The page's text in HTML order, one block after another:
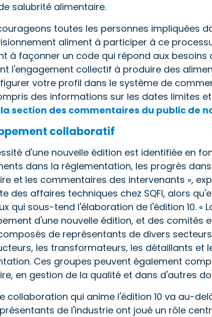
salubrité alimentaire.
toutes les personnes impliquées
aliment à participer à ce
à façonner un code qui répond aux besoins
l'engagement collectif à produire des
votre profil dans le système de
des informations sur les dates limites
la section des commentaires du public de
collaboratif
d'une nouvelle édition est identifiée en
dans la réglementation, les progrès
et les commentaires des intervenants »,
des affaires techniques chez SQFI, alors
qui sous-tend l'élaboration de l'édition 10. «
d'une nouvelle édition, et des comités
de représentants de divers
les transformateurs, les détaillants et
Ces groupes peuvent également
en gestion de la qualité et dans d'autres
collaboration qui anime l'édition 10 va au-
de l'industrie ont joué un rôle